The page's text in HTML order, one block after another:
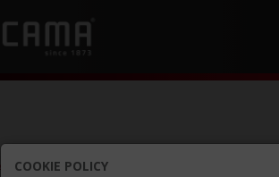
EXTRACCIÓN/FORMA INGLESA
COOKIE POLICY